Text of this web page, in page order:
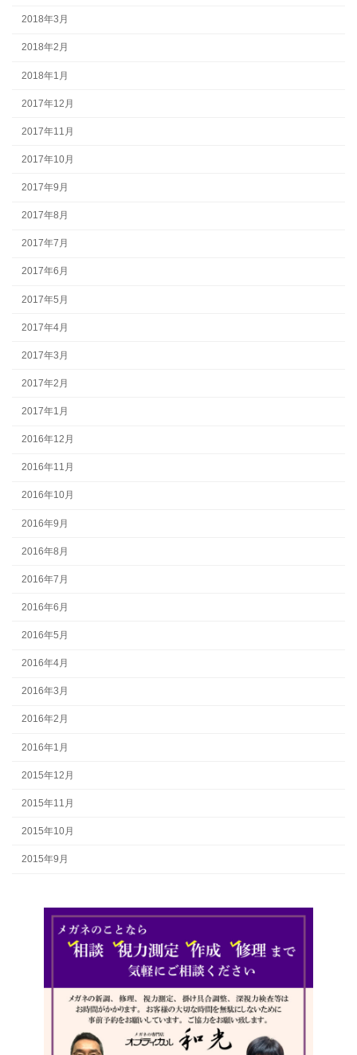
2018年3月
2018年2月
2018年1月
2017年12月
2017年11月
2017年10月
2017年9月
2017年8月
2017年7月
2017年6月
2017年5月
2017年4月
2017年3月
2017年2月
2017年1月
2016年12月
2016年11月
2016年10月
2016年9月
2016年8月
2016年7月
2016年6月
2016年5月
2016年4月
2016年3月
2016年2月
2016年1月
2015年12月
2015年11月
2015年10月
2015年9月